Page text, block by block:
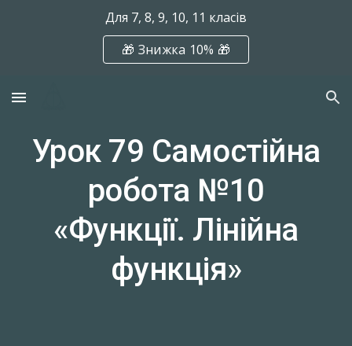
Skip to main content
Для 7, 8, 9, 10, 11 класів
🎁 Знижка 10% 🎁
Урок 79 Самостійна
робота №10
«Функції. Лінійна
функція»